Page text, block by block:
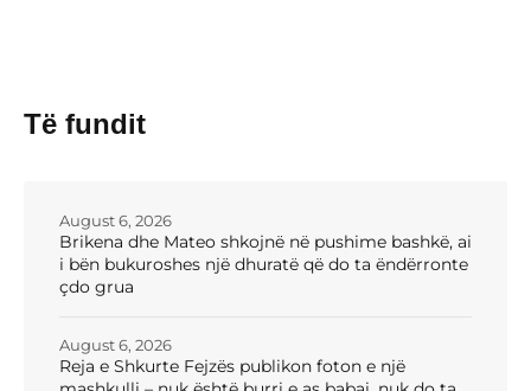
Të fundit
Brikena dhe Mateo shkojnë në pushime bashkë, ai
i bën bukuroshes një dhuratë që do ta ëndërronte
çdo grua
August 6, 2026
Reja e Shkurte Fejzës publikon foton e një
August 6, 2026